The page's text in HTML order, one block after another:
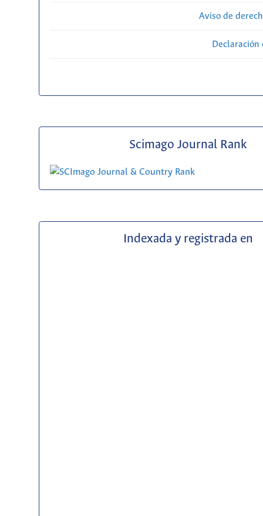
Aviso de
Scimago Journal Rank
Indexada y registrada en